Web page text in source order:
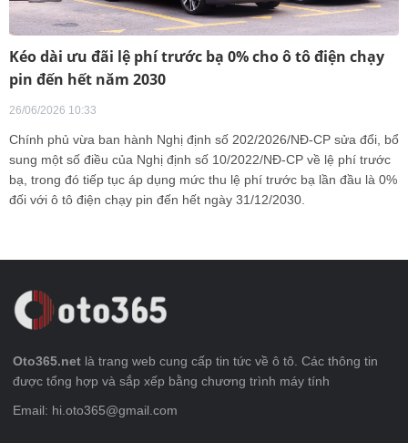
Kéo dài ưu đãi lệ phí trước bạ 0% cho ô tô điện chạy
pin đến hết năm 2030
26/06/2026 10:33
Chính phủ vừa ban hành Nghị định số 202/2026/NĐ-CP sửa đổi, bổ
sung một số điều của Nghị định số 10/2022/NĐ-CP về lệ phí trước
bạ, trong đó tiếp tục áp dụng mức thu lệ phí trước bạ lần đầu là 0%
đối với ô tô điện chạy pin đến hết ngày 31/12/2030.
Oto365.net là trang web cung cấp tin tức về ô tô. Các thông tin
được tổng hợp và sắp xếp bằng chương trình máy tính
Email: hi.oto365@gmail.com